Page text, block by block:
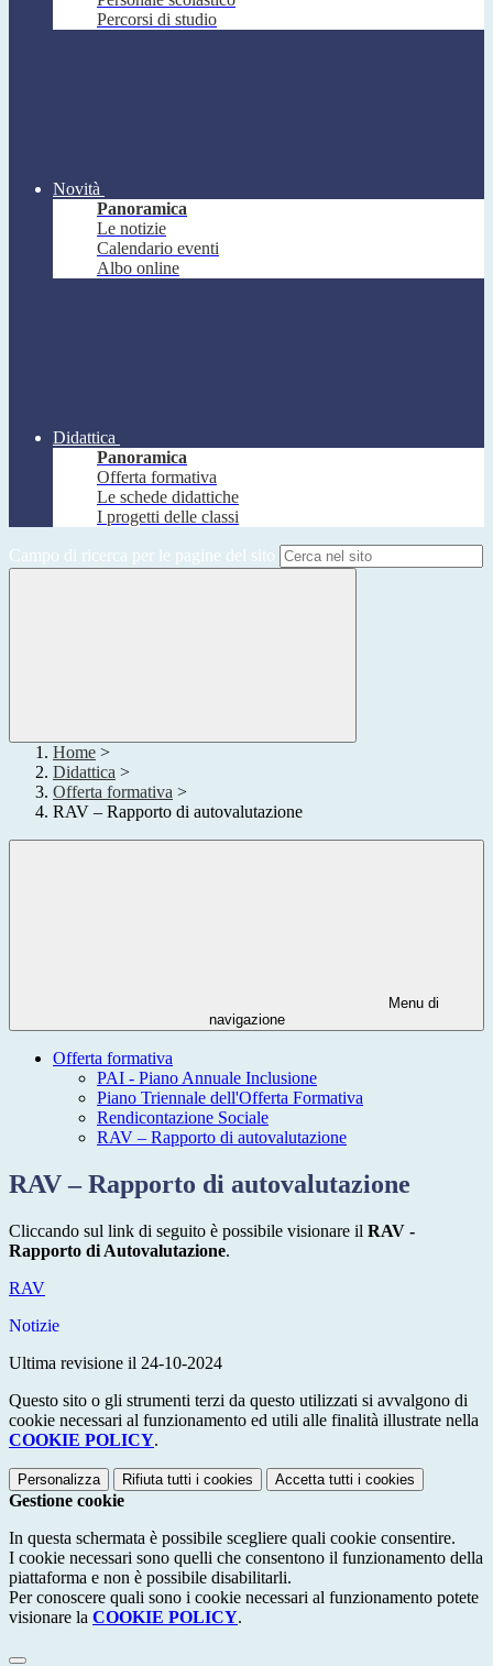
Percorsi di studio
Novità
Panoramica
Le notizie
Calendario eventi
Albo online
Didattica
Panoramica
Offerta formativa
Le schede didattiche
I progetti delle classi
Campo di ricerca per le pagine del sito
Home >
Didattica >
Offerta formativa >
RAV – Rapporto di autovalutazione
Menu di
navigazione
Offerta formativa
PAI - Piano Annuale Inclusione
Piano Triennale dell'Offerta Formativa
Rendicontazione Sociale
RAV – Rapporto di autovalutazione
RAV – Rapporto di autovalutazione
Cliccando sul link di seguito è possibile visionare il RAV -
Rapporto di Autovalutazione.
RAV
Notizie
Ultima revisione il 24-10-2024
Questo sito o gli strumenti terzi da questo utilizzati si avvalgono di
cookie necessari al funzionamento ed utili alle finalità illustrate nella
COOKIE POLICY.
Personalizza Rifiuta tutti i cookies Accetta tutti i cookies
Gestione cookie
In questa schermata è possibile scegliere quali cookie consentire.
I cookie necessari sono quelli che consentono il funzionamento della
piattaforma e non è possibile disabilitarli.
Per conoscere quali sono i cookie necessari al funzionamento potete
visionare la COOKIE POLICY.